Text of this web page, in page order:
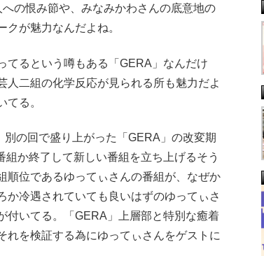
の恨み節や、みなみかわさんの底意地の
が魅力なんだよね。
るという噂もある「GERA」なんだけ
人二組の化学反応が見られる所も魅力だよ
てる。
の回で盛り上がった「GERA」の改変期
か終了して新しい番組を立ち上げるそう
順位であるゆってぃさんの番組が、なぜか
か冷遇されていても良いはずのゆってぃさ
付いてる。「GERA」上層部と特別な癒着
れを検証する為にゆってぃさんをゲストに